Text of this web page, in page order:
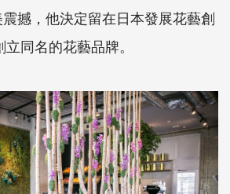
撼，他決定留在日本發展花藝創
同名的花藝品牌。